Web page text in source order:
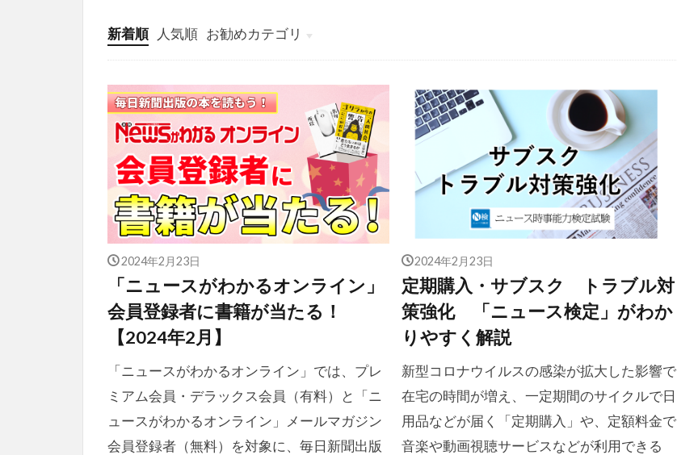
新着順 人気順 お勧めカテゴリ
投稿
学び
マンガ
電子書籍
2024年2月23日
「ニュースがわかるオンライン」
会員登録者に書籍が当たる！
【2024年2月】
「ニュースがわかるオンライン」では、プレ
ミアム会員・デラックス会員（有料）と「ニ
ュースがわかるオンライン」メールマガジン
会員登録者（無料）を対象に、毎日新聞出版
2024年2月23日
定期購入・サブスク トラブル対
策強化 「ニュース検定」がわか
りやすく解説
新型コロナウイルスの感染が拡大した影響で
在宅の時間が増え、一定期間のサイクルで日
用品などが届く「定期購入」や、定額料金で
音楽や動画視聴サービスなどが利用できる